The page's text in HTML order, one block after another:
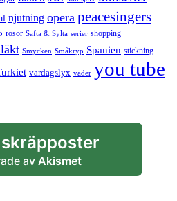
njutning opera peacesingers
rosor Safta & Sylta serier shopping
Smycken Småkryp Spanien stickning
vardagslyx väder you tube
av Akismet